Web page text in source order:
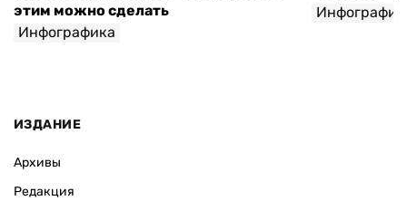
этим можно сделать
Инфографика
ИЗДАНИЕ
Архивы
Редакция